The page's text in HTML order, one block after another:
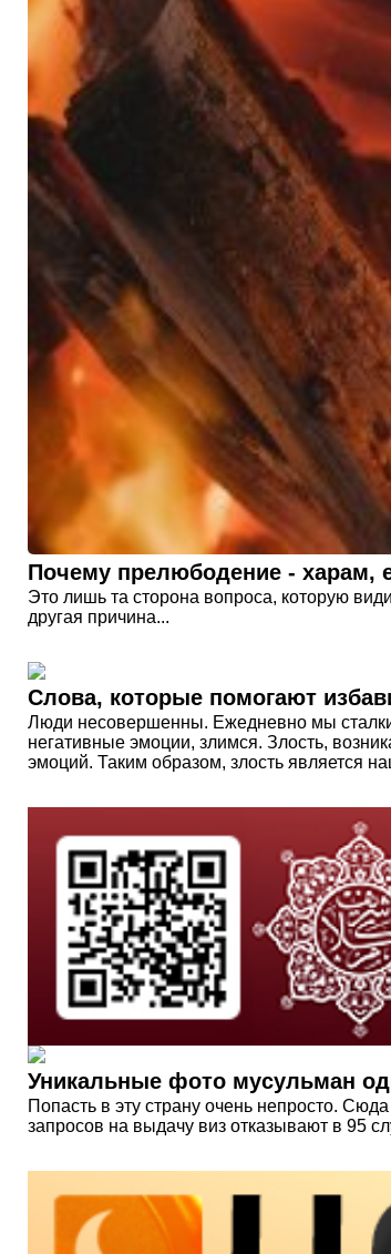
Почему прелюбодение - харам,
Это лишь та сторона вопроса, которую
другая причина...
Слова, которые помогают
Люди несовершенны. Ежедневно мы
негативные эмоции, злимся. Злость,
эмоций. Таким образом, злость является
Уникальные фото мусульман
Попасть в эту страну очень непросто.
запросов на выдачу виз отказывают в 95